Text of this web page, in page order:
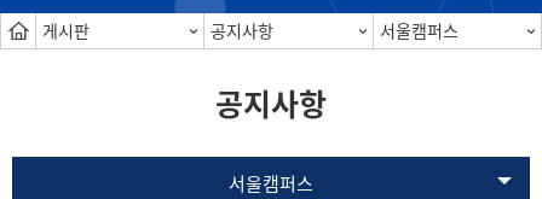
게시판 공지사항 서울캠퍼스
공지사항
서울캠퍼스